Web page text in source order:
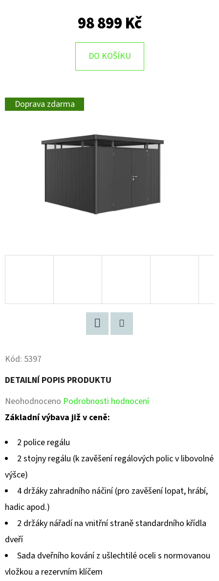
98 899 Kč
DO KOŠÍKU
Doprava zdarma
Kód: 5397
DETAILNÍ POPIS PRODUKTU
Průměrné
hodnocení
z
hvězdiček.
Neohodnoceno Podrobnosti hodnocení
Základní výbava již v ceně:
2 police regálu
2 stojny regálu (k zavěšení regálových polic v libovolné
výšce)
4 držáky zahradního náčiní (pro zavěšení lopat, hrábí,
hadic apod.)
2 držáky nářadí na vnitřní straně standardního křídla
dveří
Sada dveřního kování z ušlechtilé oceli s normovanou
vložkou a rezervním klíčem